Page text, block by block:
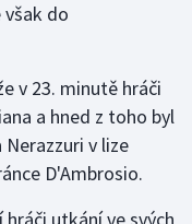
do
v 23. minutě hráči
a hned z toho byl
v lize
D'Ambrosio.